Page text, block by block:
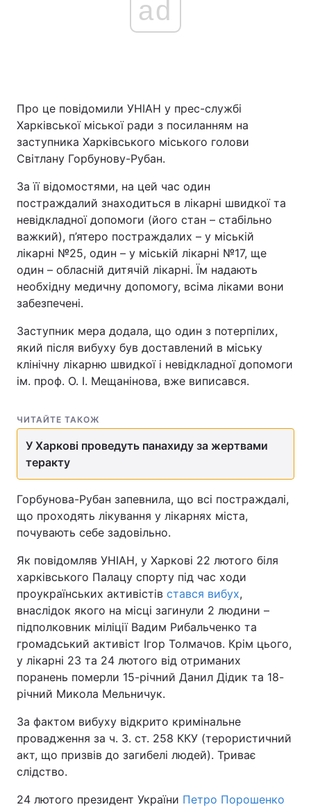
ad
Про це повідомили УНІАН у прес-службі
Харківської міської ради з посиланням на
заступника Харківського міського голови
Світлану Горбунову-Рубан.
За її відомостями, на цей час один
постраждалий знаходиться в лікарні швидкої та
невідкладної допомоги (його стан – стабільно
важкий), п’ятеро постраждалих – у міській
лікарні №25, один – у міській лікарні №17, ще
один – обласній дитячій лікарні. Їм надають
необхідну медичну допомогу, всіма ліками вони
забезпечені.
Заступник мера додала, що один з потерпілих,
який після вибуху був доставлений в міську
клінічну лікарню швидкої і невідкладної допомоги
ім. проф. О. І. Мещанінова, вже виписався.
ЧИТАЙТЕ ТАКОЖ
У Харкові проведуть панахиду за жертвами
теракту
Горбунова-Рубан запевнила, що всі постраждалі,
що проходять лікування у лікарнях міста,
почувають себе задовільно.
Як повідомляв УНІАН, у Харкові 22 лютого біля
харківського Палацу спорту під час ходи
проукраїнських активістів стався вибух,
внаслідок якого на місці загинули 2 людини –
підполковник міліції Вадим Рибальченко та
громадський активіст Ігор Толмачов. Крім цього,
у лікарні 23 та 24 лютого від отриманих
поранень померли 15-річний Данил Дідик та 18-
річний Микола Мельничук.
За фактом вибуху відкрито кримінальне
провадження за ч. 3. ст. 258 ККУ (терористичний
акт, що призвів до загибелі людей). Триває
слідство.
24 лютого президент України Петро Порошенко